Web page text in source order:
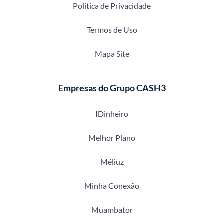
Política de Privacidade
Termos de Uso
Mapa Site
Empresas do Grupo CASH3
IDinheiro
Melhor Plano
Méliuz
Minha Conexão
Muambator